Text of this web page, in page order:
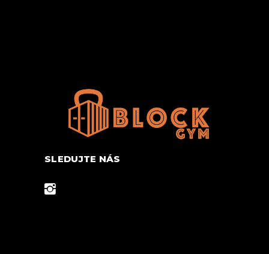
SLEDUJTE NÁS